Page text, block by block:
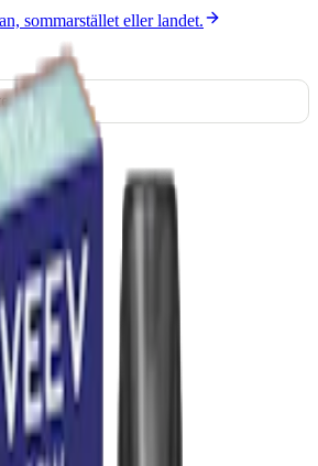
sommarstället eller landet.